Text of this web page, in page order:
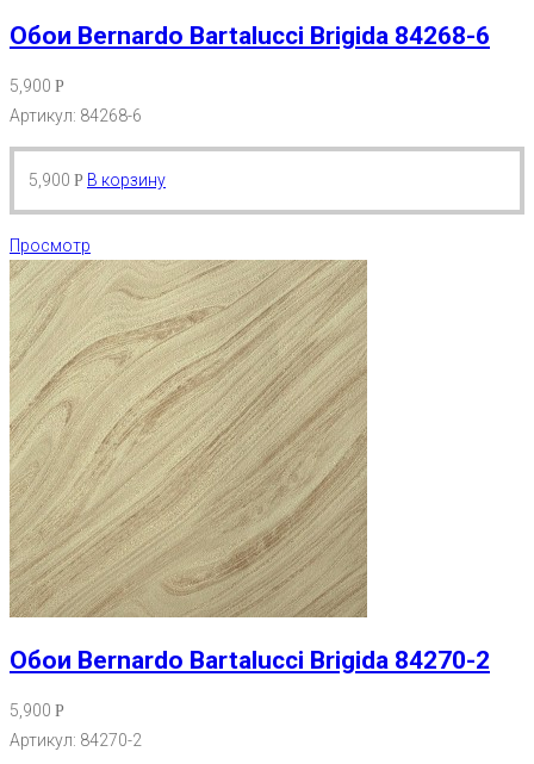
Обои Bernardo Bartalucci Brigida 84268-6
5,900 Р
Артикул: 84268-6
5,900 Р В корзину
Просмотр
Обои Bernardo Bartalucci Brigida 84270-2
5,900 Р
Артикул: 84270-2